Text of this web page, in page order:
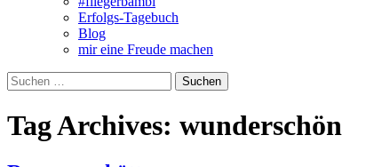
Erfolgs-Tagebuch
Blog
mir eine Freude machen
Suchen
nach:
Tag Archives: wunderschön